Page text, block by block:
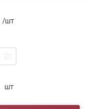
/шт
шт